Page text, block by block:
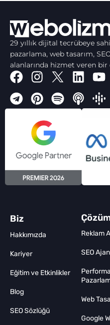
29 yıllık dijital tecrübeye
pazarlama, web tasarım,
alanlarında hizmet veren bir
Biz
Hakkımızda
Kariyer
Eğitim ve Etkinlikler
Blog
SEO Sözlüğü
Reklam
SEO
Web
Google